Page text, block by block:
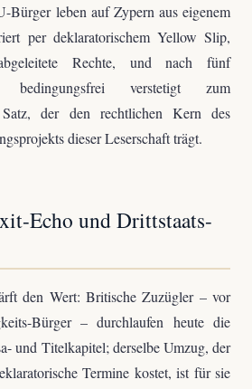
Bürger leben auf Zypern aus eigenem
per deklaratorischem Yellow Slip,
Rechte, und nach fünf
bedingungsfrei verstetigt zum
der den rechtlichen Kern des
dieser Leserschaft trägt.
Echo und Drittstaats-
den Wert: Britische Zuzügler – vor
Bürger – durchlaufen heute die
und Titelkapitel; derselbe Umzug, der
Termine kostet, ist für sie